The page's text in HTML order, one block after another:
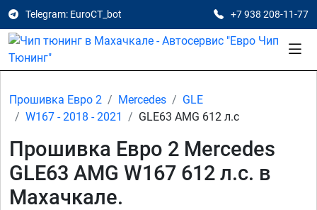
Telegram: EuroCT_bot +7 938 208-11-77
Прошивка Евро 2 Mercedes
GLE
W167 - 2018 - 2021
GLE63 AMG 612 л.с
Прошивка Евро 2 Mercedes
GLE63 AMG W167 612 л.с. в
Махачкале.